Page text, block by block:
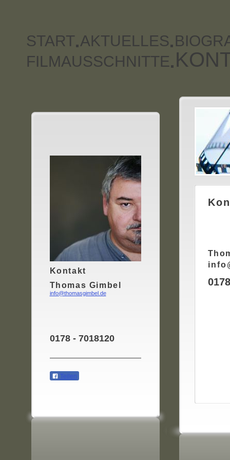
START AKTUELLES
FILMAUSSCHNITTE
Kontakt
Thomas Gimbel
info@thomasgimbel.de
0178 - 7018120
Teilen